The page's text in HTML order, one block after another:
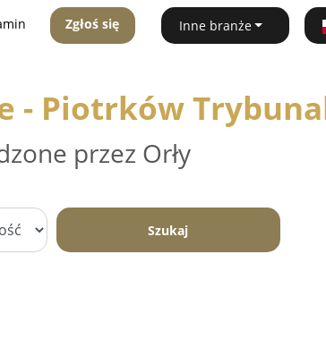
Zgłoś się Inne branże
- Piotrków
przez Orły
Szukaj